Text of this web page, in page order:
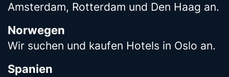
Amsterdam, Rotterdam und Den Haag an.
Norwegen
Wir suchen und kaufen Hotels in Oslo an.
Spanien